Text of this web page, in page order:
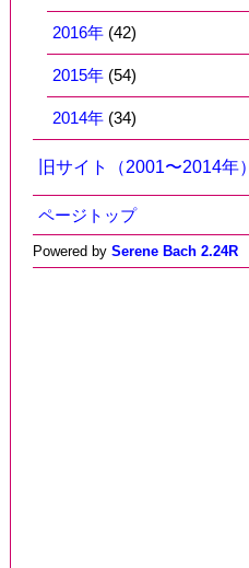
2016年 (42)
2015年 (54)
2014年 (34)
旧サイト（2001〜2014年）
ページトップ
Powered by Serene Bach 2.24R